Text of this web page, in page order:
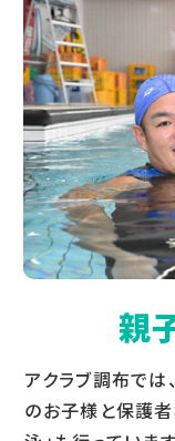
親
アクラブ調布で
のお子様と保護